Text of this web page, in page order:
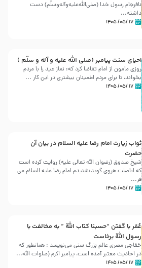
نافرجام رسول خدا (صلی‌الله‌علیه‌و‌آله‌وسلّم) دست
داشته‌...
۱۷ /۰۵/ ۱۴۰۵
احیای سنت پیامبر (صلی الله علیه و آله و سلّم )
روزی مامون از امام تقاضا کرد که: نماز عید را با مردم
بخواند، تا برای مردم اطمینان بیشتری در این کار ...
۱۷ /۰۵/ ۱۴۰۵
ثواب زیارت امام رضا علیه السلام در بیان آن
حضرت
شیخ صدوق (رضوان الله تعالی علیه) روایت کرده است
که اباصلت هروی گوید:شنیدم امام رضا علیه السلام می
فر...
۱۷ /۰۵/ ۱۴۰۵
عُمَر با گفتن “حسبنا كتاب اللّه ” به مخالفت با
رسول اللّه برخاست
خفاجی مصری عالم بزرگ سنی می‌نویسد : همانطور که
در احادیث معتبر آمده است، پیامبر اکرم (صلوات اللّه...
۱۷ /۰۵/ ۱۴۰۵